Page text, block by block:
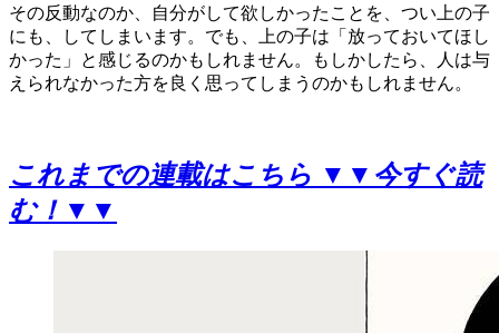
その反動なのか、自分がして欲しかったことを、つい上の子
にも、してしまいます。でも、上の子は「放っておいてほし
かった」と感じるのかもしれません。もしかしたら、人は与
えられなかった方を良く思ってしまうのかもしれません。
これまでの連載はこちら ▼▼今すぐ読
む！▼▼